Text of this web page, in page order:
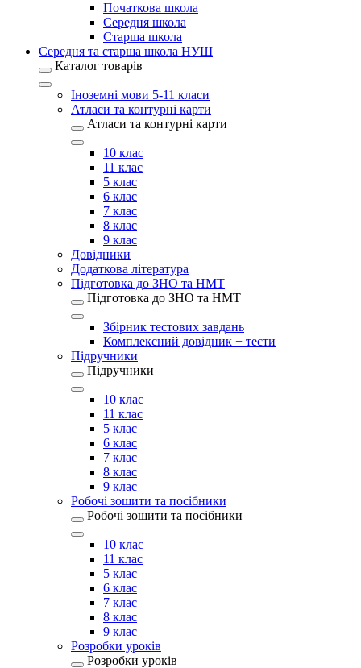
Початкова школа
Середня школа
Старша школа
Середня та старша школа НУШ
Каталог товарів
Іноземні мови 5-11 класи
Атласи та контурні карти
Атласи та контурні карти
10 клас
11 клас
5 клас
6 клас
7 клас
8 клас
9 клас
Довідники
Додаткова література
Підготовка до ЗНО та НМТ
Підготовка до ЗНО та НМТ
Збірник тестових завдань
Комплексний довідник + тести
Підручники
Підручники
10 клас
11 клас
5 клас
6 клас
7 клас
8 клас
9 клас
Робочі зошити та посібники
Робочі зошити та посібники
10 клас
11 клас
5 клас
6 клас
7 клас
8 клас
9 клас
Розробки уроків
Розробки уроків